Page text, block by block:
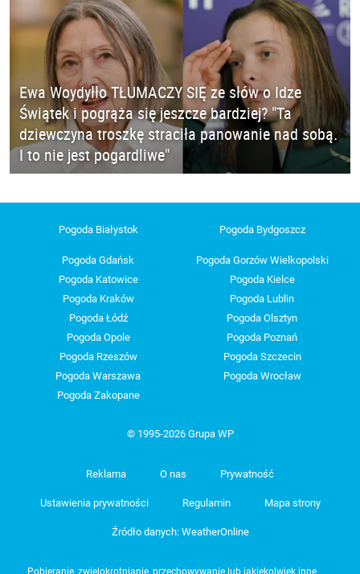
Ewa Woydyłło TŁUMACZY SIĘ ze słów o Idze
Świątek i pogrąża się jeszcze bardziej? "Ta
dziewczyna troszkę straciła panowanie nad sobą.
I to nie jest pogardliwe"
Pogoda Białystok Pogoda Bydgoszcz
Pogoda Gdańsk
Pogoda Gorzów Wielkopolski
Pogoda Katowice
Pogoda Kielce
Pogoda Kraków
Pogoda Lublin
Pogoda Łódź
Pogoda Olsztyn
Pogoda Opole
Pogoda Poznań
Pogoda Rzeszów
Pogoda Szczecin
Pogoda Warszawa
Pogoda Wrocław
Pogoda Zakopane
© 1995-2026 Grupa WP
Reklama O nas Prywatność
Ustawienia prywatności Regulamin Mapa strony
Źródło danych: WeatherOnline
Pobieranie, zwielokrotnianie, przechowywanie lub jakiekolwiek inne